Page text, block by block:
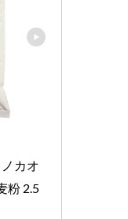
ノカオ
粉 2.5